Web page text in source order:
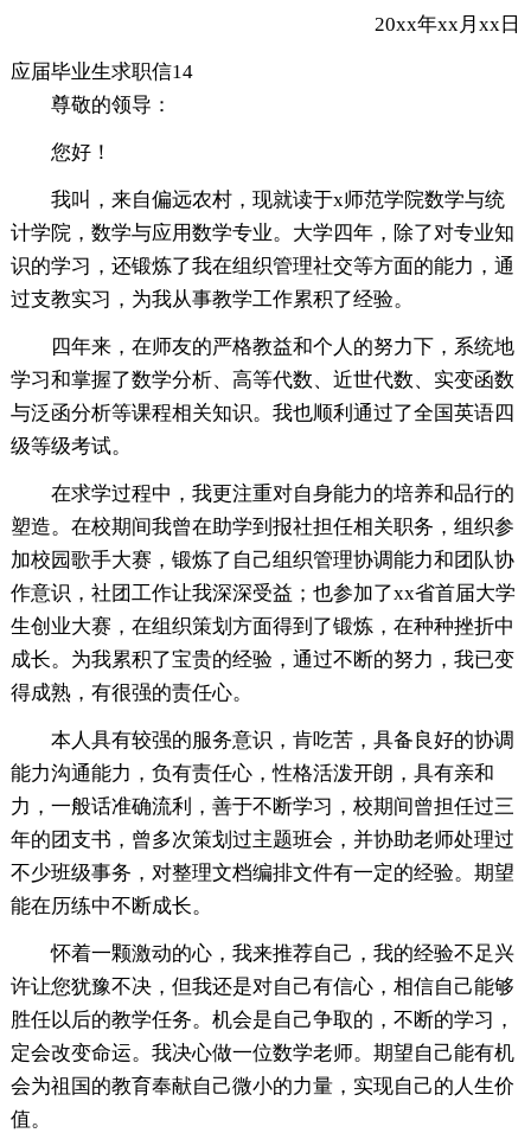
20xx年xx月xx日
应届毕业生求职信14
尊敬的领导：
您好！
我叫，来自偏远农村，现就读于x师范学院数学与统
计学院，数学与应用数学专业。大学四年，除了对专业知
识的学习，还锻炼了我在组织管理社交等方面的能力，通
过支教实习，为我从事教学工作累积了经验。
四年来，在师友的严格教益和个人的努力下，系统地
学习和掌握了数学分析、高等代数、近世代数、实变函数
与泛函分析等课程相关知识。我也顺利通过了全国英语四
级等级考试。
在求学过程中，我更注重对自身能力的培养和品行的
塑造。在校期间我曾在助学到报社担任相关职务，组织参
加校园歌手大赛，锻炼了自己组织管理协调能力和团队协
作意识，社团工作让我深深受益；也参加了xx省首届大学
生创业大赛，在组织策划方面得到了锻炼，在种种挫折中
成长。为我累积了宝贵的经验，通过不断的努力，我已变
得成熟，有很强的责任心。
本人具有较强的服务意识，肯吃苦，具备良好的协调
能力沟通能力，负有责任心，性格活泼开朗，具有亲和
力，一般话准确流利，善于不断学习，校期间曾担任过三
年的团支书，曾多次策划过主题班会，并协助老师处理过
不少班级事务，对整理文档编排文件有一定的经验。期望
能在历练中不断成长。
怀着一颗激动的心，我来推荐自己，我的经验不足兴
许让您犹豫不决，但我还是对自己有信心，相信自己能够
胜任以后的教学任务。机会是自己争取的，不断的学习，
定会改变命运。我决心做一位数学老师。期望自己能有机
会为祖国的教育奉献自己微小的力量，实现自己的人生价
值。